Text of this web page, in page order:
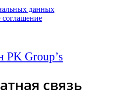
данных
соглашение
PK Group’s
связь